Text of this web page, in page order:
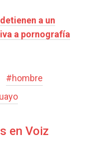
a un
a pornografía
#hombre
en Voiz